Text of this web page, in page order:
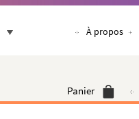
À propos
Panier